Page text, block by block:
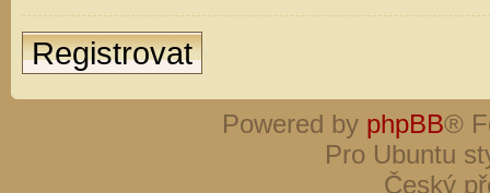
Registrovat
Powered by phpBB®
Pro Ubuntu
Český